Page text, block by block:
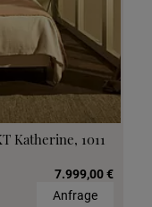
Katherine, 1011
7.999,00 €
Anfrage